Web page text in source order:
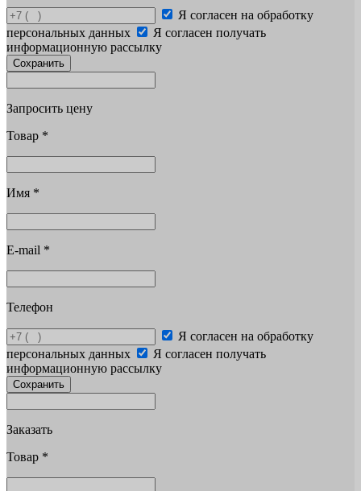
Я согласен на обработку
персональных данных
Я согласен получать
информационную рассылку
Сохранить
Запросить цену
Товар *
Имя *
E-mail *
Телефон
Я согласен на обработку
персональных данных
Я согласен получать
информационную рассылку
Сохранить
Заказать
Товар *